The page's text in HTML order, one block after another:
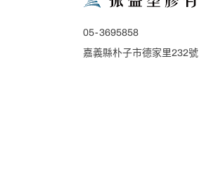
05-3695858
嘉義縣朴子市德家里232號